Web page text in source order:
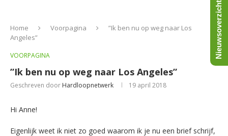
Home Voorpagina
”Ik ben nu op weg naar Los
Angeles”
VOORPAGINA
”Ik ben nu op weg naar Los Angeles”
Geschreven door Hardloopnetwerk 19 april 2018
Hi Anne!
Eigenlijk weet ik niet zo goed waarom ik je nu een brief schrijf,
Nieuwsoverzicht